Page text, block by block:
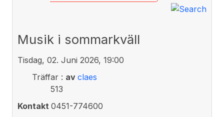
Musik i sommarkväll
Tisdag, 02. Juni 2026, 19:00
Träffar:
513
av claes
Kontakt 0451-774600